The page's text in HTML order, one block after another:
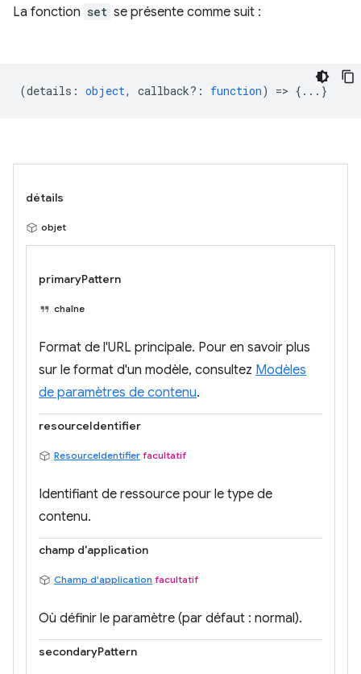
La fonction set se présente comme suit :
(details : object, callback? : function) => {...}
détails
objet
primaryPattern
chaîne
Format de l'URL principale. Pour en savoir plus
sur le format d'un modèle, consultez Modèles
de paramètres de contenu.
resourceIdentifier
ResourceIdentifier facultatif
Identifiant de ressource pour le type de
contenu.
champ d'application
Champ d'application facultatif
Où définir le paramètre (par défaut : normal).
secondaryPattern